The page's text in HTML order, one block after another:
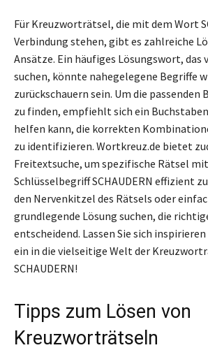
Für Kreuzworträtsel, die mit dem Wort
Verbindung stehen, gibt es zahlreiche
Ansätze. Ein häufiges Lösungswort, das
suchen, könnte nahegelegene Begriffe
zurückschauern sein. Um die passenden
zu finden, empfiehlt sich ein
helfen kann, die korrekten
zu identifizieren. Wortkreuz.de bietet
Freitextsuche, um spezifische Rätsel
Schlüsselbegriff SCHAUDERN effizient
den Nervenkitzel des Rätsels oder
grundlegende Lösung suchen, die
entscheidend. Lassen Sie sich
ein in die vielseitige Welt der
SCHAUDERN!
Tipps zum Lösen von
Kreuzworträtseln